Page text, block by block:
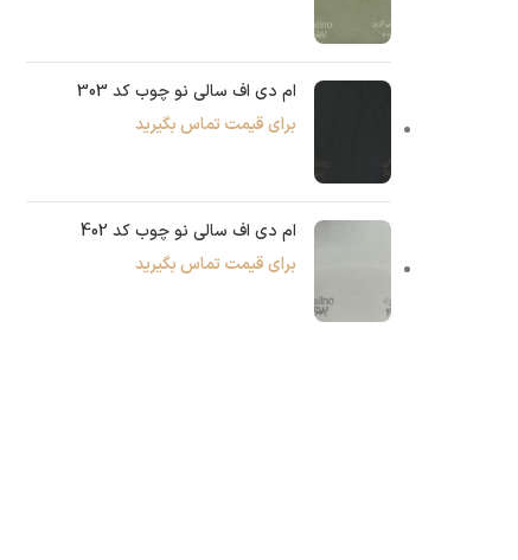
ام دی اف سالی نو چوب کد 303
برای قیمت تماس بگیرید
ام دی اف سالی نو چوب کد 402
برای قیمت تماس بگیرید